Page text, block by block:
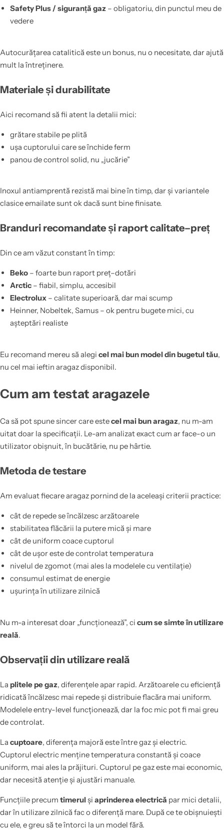
Safety Plus / siguranță gaz– obligatoriu, din punctul meu de
vedere
Autocurățarea catalitică este un bonus, nu o necesitate, dar ajută
mult la întreținere.
Materiale și durabilitate
Aici recomand să fii atent la detalii mici:
grătare stabile pe plită
ușa cuptorului care se închide ferm
panou de control solid, nu „jucărie”
Inoxul antiamprentă rezistă mai bine în timp, dar și variantele
clasice emailate sunt ok dacă sunt bine finisate.
Branduri recomandate și raport calitate–preț
Din ce am văzut constant în timp:
Beko– foarte bun raport preț–dotări
Arctic– fiabil, simplu, accesibil
Electrolux– calitate superioară, dar mai scump
Heinner, Nobeltek, Samus – ok pentru bugete mici, cu
așteptări realiste
Eu recomand mereu să alegi cel mai bun model din bugetul tău,
nu cel mai ieftin aragaz disponibil.
Cum am testat aragazele
Ca să pot spune sincer care estecel mai bun aragaz, nu m-am
uitat doar la specificații. Le-am analizat exact cum ar face-o un
utilizator obișnuit, în bucătărie, nu pe hârtie.
Metoda de testare
Am evaluat fiecare aragaz pornind de la aceleași criterii practice:
cât de repede se încălzesc arzătoarele
stabilitatea flăcării la putere mică și mare
cât de uniform coace cuptorul
cât de ușor este de controlat temperatura
nivelul de zgomot (mai ales la modelele cu ventilație)
consumul estimat de energie
ușurința în utilizare zilnică
Nu m-a interesat doar „funcționează”, ci cum se simte în utilizare
reală.
Observații din utilizare reală
La plitele pe gaz, diferențele apar rapid. Arzătoarele cu eficiență
ridicată încălzesc mai repede și distribuie flacăra mai uniform.
Modelele entry-level funcționează, dar la foc mic pot fi mai greu
de controlat.
La cuptoare, diferența majoră este între gaz și electric.
Cuptorul electric menține temperatura constantă și coace
uniform, mai ales la prăjituri. Cuptorul pe gaz este mai economic,
dar necesită atenție și ajustări manuale.
Funcțiile precum timerulși aprinderea electrică par mici detalii,
dar în utilizare zilnică fac o diferență mare. După ce te obișnuiești
cu ele, e greu să te întorci la un model fără.